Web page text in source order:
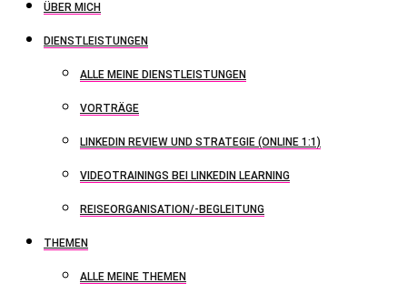
ÜBER MICH
DIENSTLEISTUNGEN
ALLE MEINE DIENSTLEISTUNGEN
VORTRÄGE
LINKEDIN REVIEW UND STRATEGIE (ONLINE 1:1)
VIDEOTRAININGS BEI LINKEDIN LEARNING
REISEORGANISATION/-BEGLEITUNG
THEMEN
ALLE MEINE THEMEN